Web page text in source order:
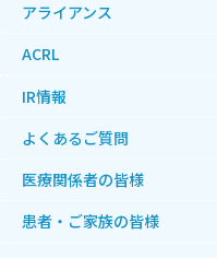
アライアンス
ACRL
IR情報
よくあるご質問
医療関係者の皆様
患者・ご家族の皆様